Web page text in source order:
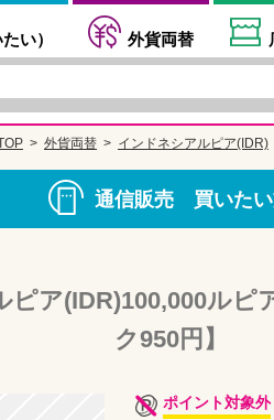
たい） 外貨両替
外貨両替 インドネシアルピア(IDR)
通信販売 買いた
ピア(IDR)100,000ルピ
ク950円】
ポイント対象外